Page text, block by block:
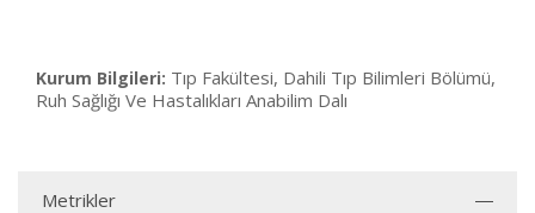
Kurum Bilgileri: Tıp Fakültesi, Dahili Tıp Bilimleri Bölümü,
Ruh Sağlığı Ve Hastalıkları Anabilim Dalı
Metrikler